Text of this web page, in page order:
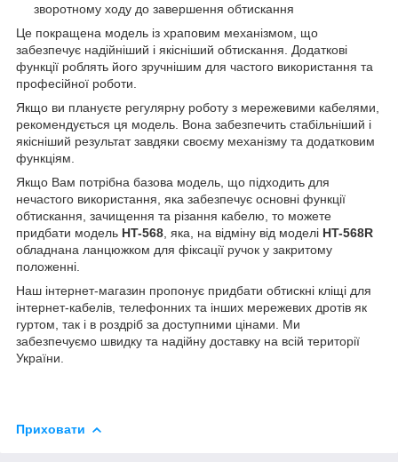
зворотному ходу до завершення обтискання
Це покращена модель із храповим механізмом, що
забезпечує надійніший і якісніший обтискання. Додаткові
функції роблять його зручнішим для частого використання та
професійної роботи.
Якщо ви плануєте регулярну роботу з мережевими кабелями,
рекомендується ця модель. Вона забезпечить стабільніший і
якісніший результат завдяки своєму механізму та додатковим
функціям.
Якщо Вам потрібна базова модель, що підходить для
нечастого використання, яка забезпечує основні функції
обтискання, зачищення та різання кабелю, то можете
придбати модель HT-568 , яка, на відміну від моделі HT-568R
обладнана ланцюжком для фіксації ручок у закритому
положенні.
Наш інтернет-магазин пропонує придбати обтискні кліщі для
інтернет-кабелів, телефонних та інших мережевих дротів як
гуртом, так і в роздріб за доступними цінами. Ми
забезпечуємо швидку та надійну доставку на всій території
України.
Приховати